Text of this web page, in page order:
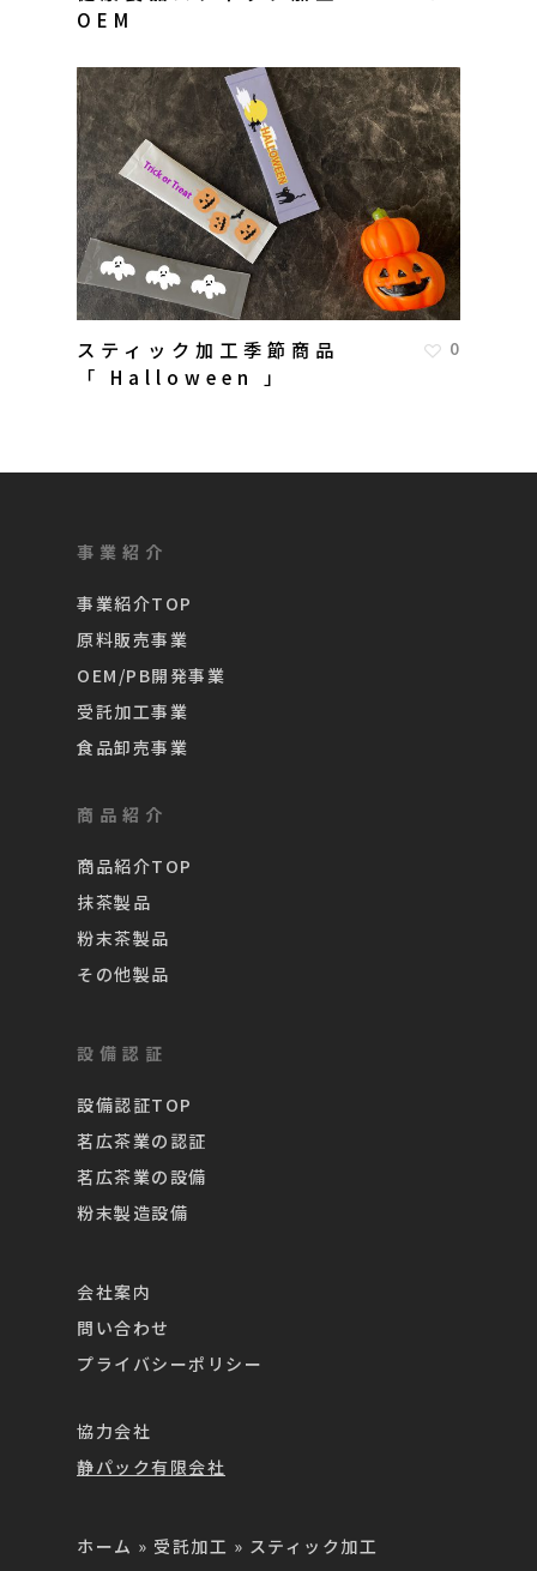
OEM
スティック加工季節商品
「 Halloween 」
0
事業紹介
事業紹介TOP
原料販売事業
OEM/PB開発事業
受託加工事業
食品卸売事業
商品紹介
商品紹介TOP
抹茶製品
粉末茶製品
その他製品
設備認証
設備認証TOP
茗広茶業の認証
茗広茶業の設備
粉末製造設備
会社案内
問い合わせ
プライバシーポリシー
協力会社
静パック有限会社
ホーム » 受託加工 » スティック加工